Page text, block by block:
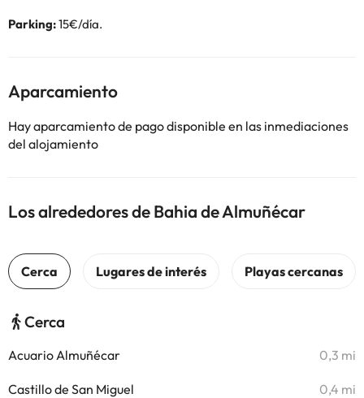
Parking:15€/día.
Aparcamiento
Hay aparcamiento de pago disponible en las inmediaciones
del alojamiento
Los alrededores de Bahia de Almuñécar
Cerca
Acuario Almuñécar 0,3 mi
Castillo de San Miguel 0,4 mi